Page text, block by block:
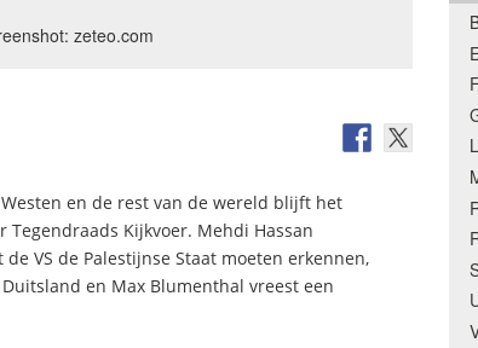
zeteo.com
en de rest van de wereld blijft het
Kijkvoer. Mehdi Hassan
VS de Palestijnse Staat moeten erkennen,
en Max Blumenthal vreest een